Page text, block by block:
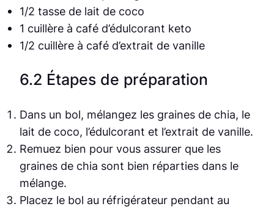
1/2 tasse de lait de coco
1 cuillère à café d’édulcorant keto
1/2 cuillère à café d’extrait de vanille
6.2 Étapes de préparation
Dans un bol, mélangez les graines de chia, le
lait de coco, l’édulcorant et l’extrait de vanille.
Remuez bien pour vous assurer que les
graines de chia sont bien réparties dans le
mélange.
Placez le bol au réfrigérateur pendant au